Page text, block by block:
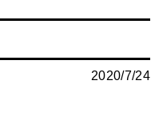
2020/7/24